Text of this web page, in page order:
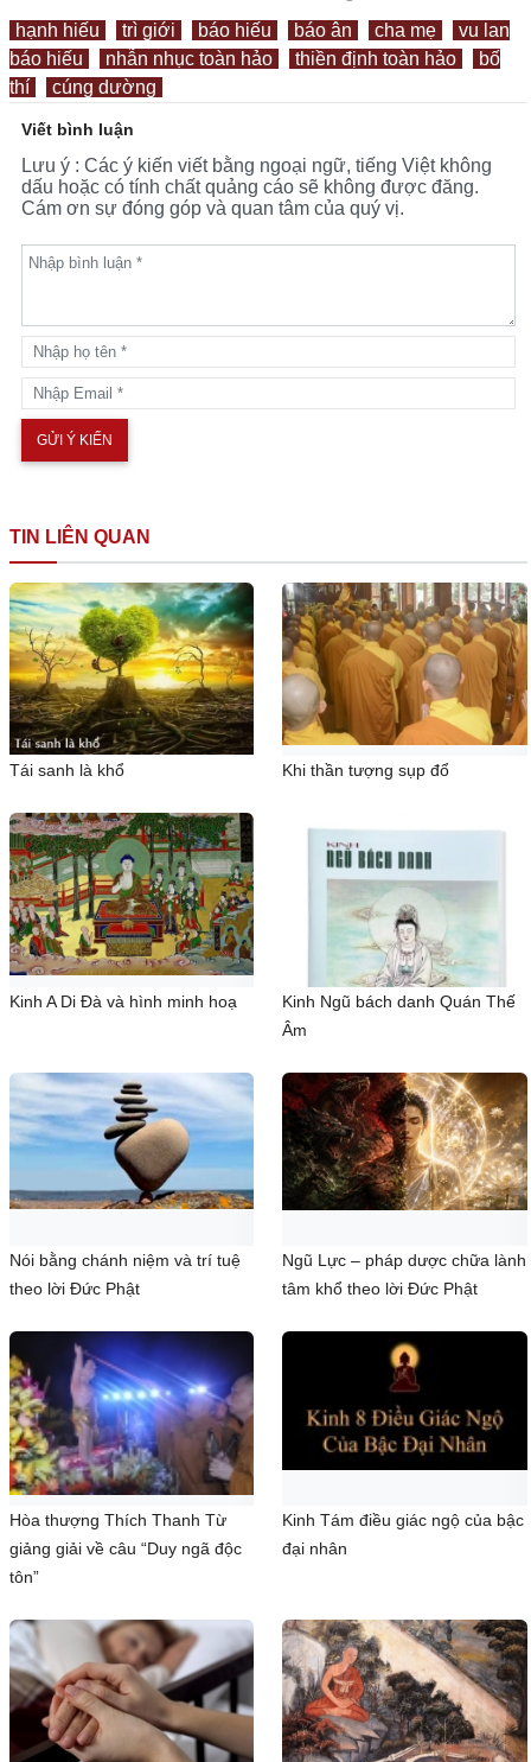
hạnh hiếu trì giới báo hiếu báo ân cha mẹ
vu lan
báo hiếu
nhẫn nhục toàn hảo thiền định toàn hảo
bố
thí
cúng dường
Viết bình luận
Lưu ý : Các ý kiến viết bằng ngoại ngữ, tiếng Việt không
dấu hoặc có tính chất quảng cáo sẽ không được đăng.
Cám ơn sự đóng góp và quan tâm của quý vị.
TIN LIÊN QUAN
Tái sanh là khổ Khi thần tượng sụp đổ
Kinh A Di Đà và hình minh hoạ
Kinh Ngũ bách danh Quán Thế
Âm
Nói bằng chánh niệm và trí tuệ
theo lời Đức Phật
Ngũ Lực – pháp dược chữa lành
tâm khổ theo lời Đức Phật
Hòa thượng Thích Thanh Từ
giảng giải về câu “Duy ngã độc
tôn”
Kinh Tám điều giác ngộ của bậc
đại nhân